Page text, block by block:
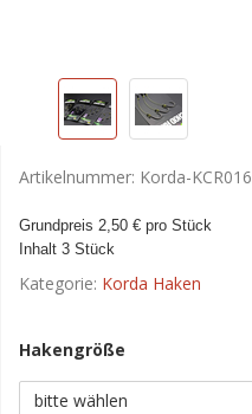
Artikelnummer: Korda-KCR016
Grundpreis 2,50 € pro Stück
Inhalt 3 Stück
Kategorie: Korda Haken
Hakengröße
bitte wählen